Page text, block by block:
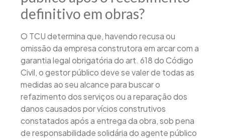
definitivo em obras?
O TCU determina que, havendo recusa ou
omissão da empresa construtora em arcar com a
garantia legal obrigatória do art. 618 do Código
Civil, o gestor público deve se valer de todas as
medidas ao seu alcance para buscar o
refazimento dos serviços ou a reparação dos
danos causados por vícios construtivos
constatados após a entrega da obra, sob pena
de responsabilidade solidária do agente público